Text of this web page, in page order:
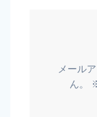
メール
ん。